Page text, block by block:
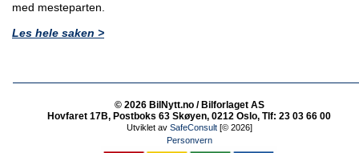
med mesteparten.
Les hele saken >
© 2026 BilNytt.no / Bilforlaget AS
Hovfaret 17B, Postboks 63 Skøyen, 0212 Oslo, Tlf: 23 03 66 00
Utviklet av SafeConsult[© 2026]
Personvern